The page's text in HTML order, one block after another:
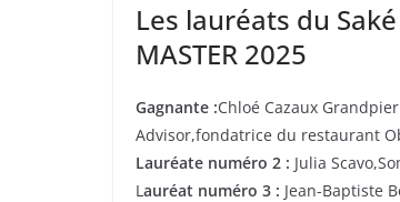
Les lauréats du Saké
MASTER 2025
Gagnante :Chloé Cazaux
Advisor,fondatrice du restaurant
Lauréate numéro 2 : Julia
Lauréat numéro 3 : Jean-Baptiste